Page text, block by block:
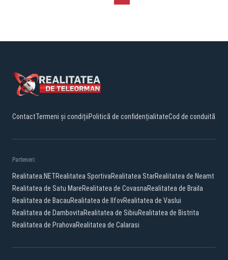
ContactTermeni și condițiiPolitică de confidențialitateCod de conduită
Parteneri:
Realitatea.NETRealitatea SportivaRealitatea StarRealitatea de Neamt
Realitatea de Satu MareRealitatea de CovasnaRealitatea de Braila
Realitatea de BacauRealitatea de IlfovRealitatea de Vaslui
Realitatea de DambovitaRealitatea de SibiuRealitatea de Bistrita
Realitatea de PrahovaRealitatea de Calarasi